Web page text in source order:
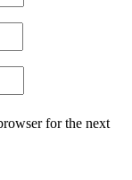
for the next